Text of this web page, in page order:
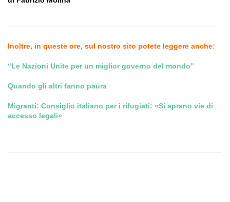
Inoltre, in queste ore, sul nostro sito potete leggere anche:
“Le Nazioni Unite per un miglior governo del mondo”
Quando gli altri fanno paura
Migranti: Consiglio italiano per i rifugiati: «Si aprano vie di
accesso legali»